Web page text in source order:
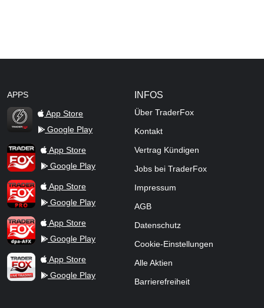
APPS
TraderFox Flash
App Store
Google Play
TraderFox AppApp Store
Google Play
TraderFox ProApp Store
Google Play
TraderFox dpa-AFX ProFeed
App Store
Google Play
TraderFox Live Trading
App Store
Google Play
INFOS
Über TraderFox
Kontakt
Vertrag Kündigen
Jobs bei TraderFox
Impressum
AGB
Datenschutz
Cookie-Einstellungen
Alle Aktien
Barrierefreiheit